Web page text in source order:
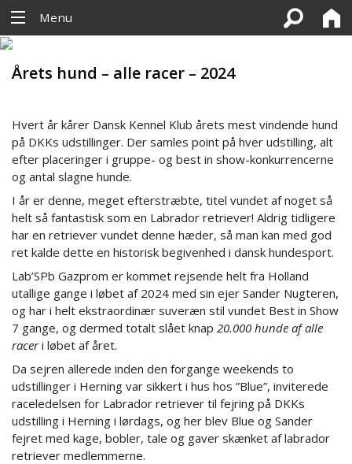
Menu
Årets hund – alle racer – 2024
Hvert år kårer Dansk Kennel Klub årets mest vindende hund
på DKKs udstillinger. Der samles point på hver udstilling, alt
efter placeringer i gruppe- og best in show-konkurrencerne
og antal slagne hunde.
I år er denne, meget efterstræbte, titel vundet af noget så
helt så fantastisk som en Labrador retriever! Aldrig tidligere
har en retriever vundet denne hæder, så man kan med god
ret kalde dette en historisk begivenhed i dansk hundesport.
Lab’SPb Gazprom er kommet rejsende helt fra Holland
utallige gange i løbet af 2024 med sin ejer Sander Nugteren,
og har i helt ekstraordinær suveræn stil vundet Best in Show
7 gange, og dermed totalt slået knap 20.000 hunde af alle
raceri løbet af året.
Da sejren allerede inden den forgange weekends to
udstillinger i Herning var sikkert i hus hos ”Blue”, inviterede
raceledelsen for Labrador retriever til fejring på DKKs
udstilling i Herning i lørdags, og her blev Blue og Sander
fejret med kage, bobler, tale og gaver skænket af labrador
retriever medlemmerne.